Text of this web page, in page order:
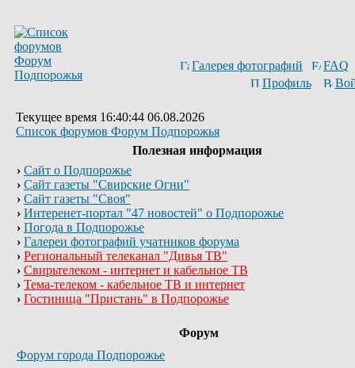
Галерея фотографий
FAQ
Профиль
Текущее время 16:40:44 06.08.2026
Список форумов Форум Подпорожья
Полезная информация
› Сайт о Подпорожье
› Сайт газеты "Свирские Огни"
› Сайт газеты "Своя"
› Интеренет-портал "47 новостей" о Подпорожье
› Погода в Подпорожье
› Галереи фотографий учатников форума
› Региональный телеканал "Дивья ТВ"
› Свирьтелеком - интернет и кабельное ТВ
› Тема-телеком - кабельное ТВ и интернет
› Гостиница "Пристань" в Подпорожье
Форум
Форум города Подпорожье